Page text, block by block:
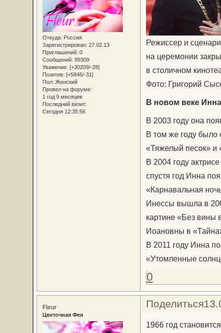
Откуда: Россия
Зарегистрирован: 27.02.13
Приглашений: 0
Сообщений: 89309
Уважение: [+30209/-28]
Позитив: [+5846/-31]
Пол: Женский
Провел на форуме:
1 год 9 месяцев
Последний визит:
Сегодня 12:35:56
Режиссер и
на церемонии
в столичном
Фото: Григорий
В новом веке
В 2003 году она
В том же году было
«Тяжелый песок» и
В 2004 году
спустя год Инна
«Карнавальная
Инессы вышла в
картине «Без вины
Иоановны в
В 2011 году Инна
«Утомленные
0
Поделиться
Fleur
Цветочная Фея
1966 год